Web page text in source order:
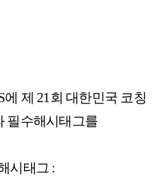
제 21회 대한민국 코칭
필수해시태그를
그 :